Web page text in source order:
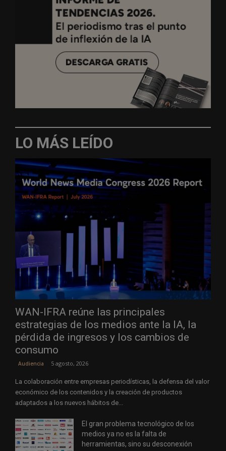
LO MÁS LEÍDO
WAN-IFRA reúne las principales
estrategias de los medios ante la IA, la
pérdida de ingresos y los cambios de
consumo
Audiencia 5 agosto, 2026
La colaboración entre empresas periodísticas, la defensa del valor
económico de los contenidos y la creación de productos
adaptados a los nuevos hábitos de...
El gran problema tecnológico de los
medios ya no es la falta de
herramientas, sino su desconexión